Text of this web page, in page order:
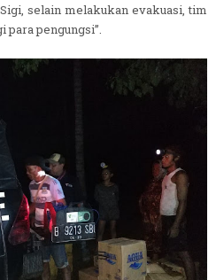
selain melakukan evakuasi, tim
para pengungsi”.